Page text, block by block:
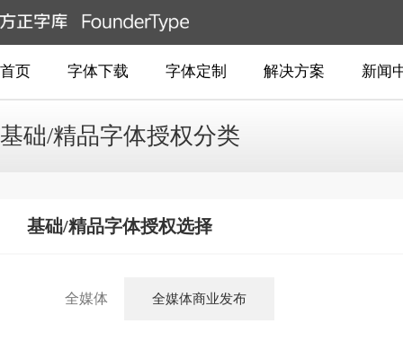
首页 字体下载 字体定制 解决方案 新闻
基础/精品字体授权分类
基础/精品字体授权选择
全媒体 全媒体商业发布